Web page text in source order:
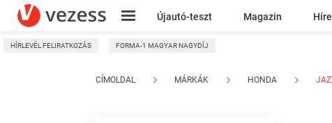
Újautó-teszt Magazin
Kresz
HÍRLEVÉL FELIRATKOZÁS FORMA-1 MAGYAR NAGYDÍJ
CÍMOLDAL MÁRKÁK HONDA